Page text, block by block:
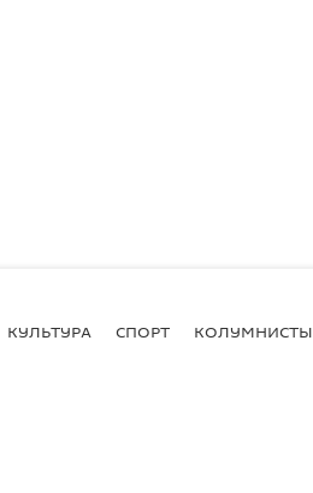
КУЛЬТУРА СПОРТ КОЛУМНИСТЫ